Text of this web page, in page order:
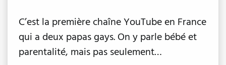
C’est la première chaîne YouTube en France
qui a deux papas gays. On y parle bébé et
parentalité, mais pas seulement…